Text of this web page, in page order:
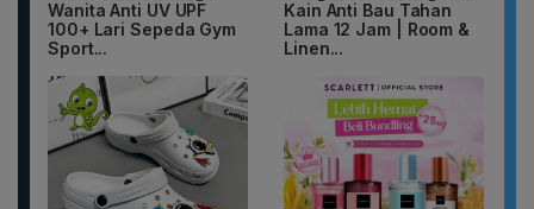
Wanita Anti UV UPF
100+ Lari Sepeda Gym
Sport...
Kain Anti Bau Tahan
Lama 12 Jam | Room &
Linen...